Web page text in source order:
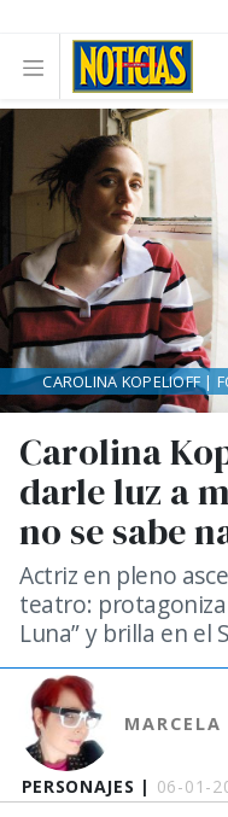
PERSONAJES | 06-01-
Carolina
darle luz a
no se sabe
Actriz en pleno
teatro: protagoniza
Luna” y brilla en el
CAROLINA KOPELIOFF |